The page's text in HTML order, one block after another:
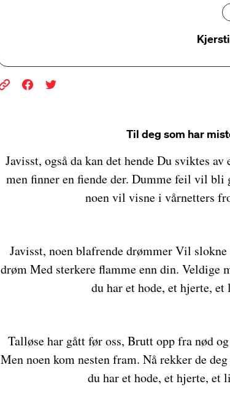
Til deg som har
Javisst, også da kan det hende Du sviktes
men finner en fiende der. Dumme feil vil
noen vil visne i vårnetters
Javisst, noen blafrende drømmer Vil
drøm Med sterkere flamme enn din. Veldige
du har et hode, et hjerte,
Talløse har gått før oss, Brutt opp fra nød
Men noen kom nesten fram. Nå rekker de
du har et hode, et hjerte, et